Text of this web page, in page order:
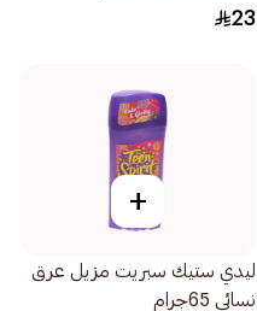
23
+
ليدي ستيك سبريت مزيل عرق
نسائي 65جرام